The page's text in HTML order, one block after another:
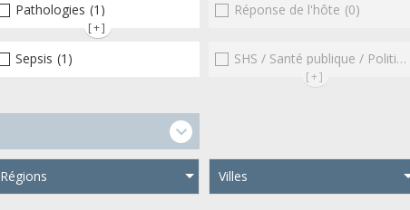
Pathologies (1)
[+]
Réponse de l'hôte (0)
Sepsis (1) SHS / Santé publique / Politiques publiques / socio-économie
[+]
Régions Villes